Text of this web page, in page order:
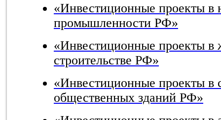
«Инвестиционные проекты в
промышленности РФ»
«Инвестиционные проекты
строительстве РФ»
«Инвестиционные проекты в
общественных зданий РФ»